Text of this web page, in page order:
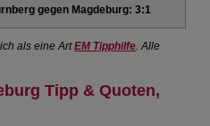
gegen Magdeburg: 3:1
als eine ArtEM Tipphilfe. Alle
Tipp & Quoten,